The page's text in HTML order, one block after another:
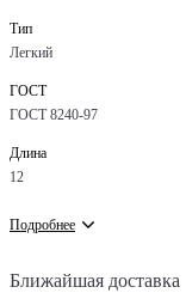
Тип
Легкий
ГОСТ
ГОСТ 8240-97
Длина
12
Подробнее
Ближайшая доставка